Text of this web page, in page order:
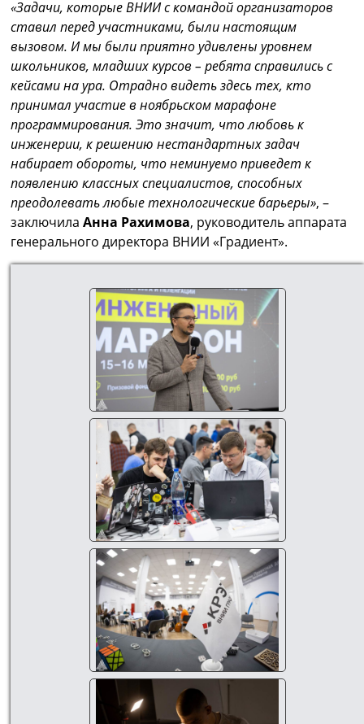
«Задачи, которые ВНИИ с командой организаторов
ставил перед участниками, были настоящим
вызовом. И мы были приятно удивлены уровнем
школьников, младших курсов – ребята справились с
кейсами на ура. Отрадно видеть здесь тех, кто
принимал участие в ноябрьском марафоне
программирования. Это значит, что любовь к
инженерии, к решению нестандартных задач
набирает обороты, что неминуемо приведет к
появлению классных специалистов, способных
преодолевать любые технологические барьеры», –
заключилаАнна Рахимова, руководитель аппарата
генерального директора ВНИИ «Градиент».